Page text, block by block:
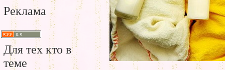
Реклама
Для тех кто в
теме